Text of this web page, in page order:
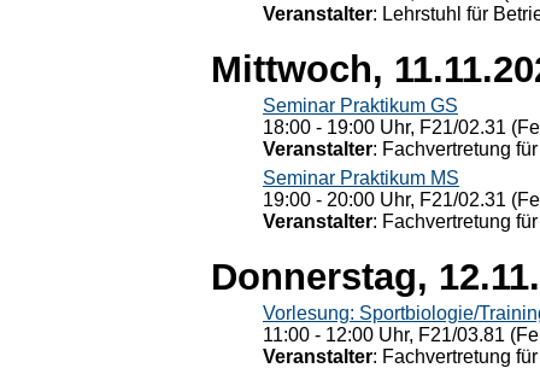
Veranstalter: Lehrstuhl für
Mittwoch,
Seminar Praktikum GS
18:00 - 19:00 Uhr, F21/02.31
Veranstalter: Fachvertretung
Seminar Praktikum MS
19:00 - 20:00 Uhr, F21/02.31
Veranstalter: Fachvertretung
Donnerstag,
Vorlesung: Sportbiologie/
11:00 - 12:00 Uhr, F21/03.81
Veranstalter: Fachvertretung